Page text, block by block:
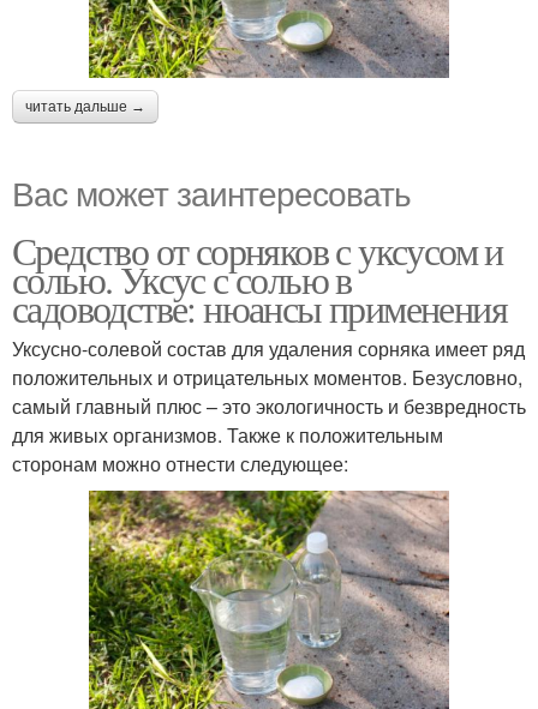
читать дальше →
Вас может заинтересовать
Средство от сорняков с уксусом и
солью. Уксус с солью в
садоводстве: нюансы применения
Уксусно-солевой состав для удаления сорняка имеет ряд
положительных и отрицательных моментов. Безусловно,
самый главный плюс – это экологичность и безвредность
для живых организмов. Также к положительным
сторонам можно отнести следующее: